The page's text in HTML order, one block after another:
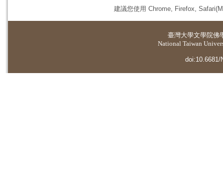
建議您使用 Chrome, Firefox,
臺灣大學文學院佛
National Taiwan
doi:10.6681/